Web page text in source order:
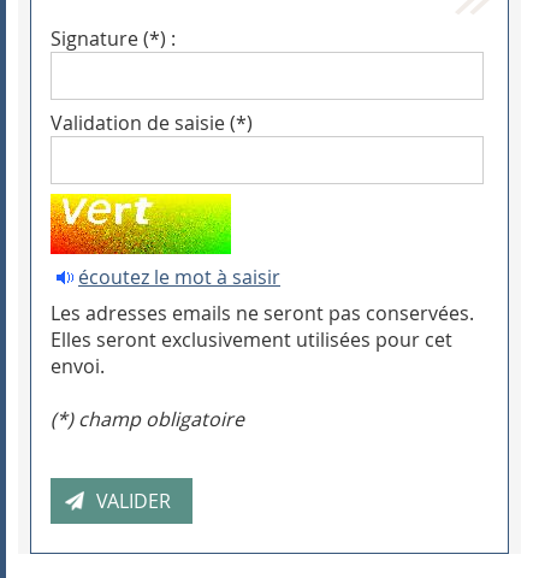
Signature (*) :
Validation de saisie (*)
écoutez le mot à saisir
Les adresses emails ne seront pas conservées.
Elles seront exclusivement utilisées pour cet
envoi.
(*) champ obligatoire